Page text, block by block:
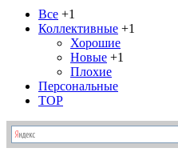
Все +1
Коллективные +1
Хорошие
Новые +1
Плохие
Персональные
TOP